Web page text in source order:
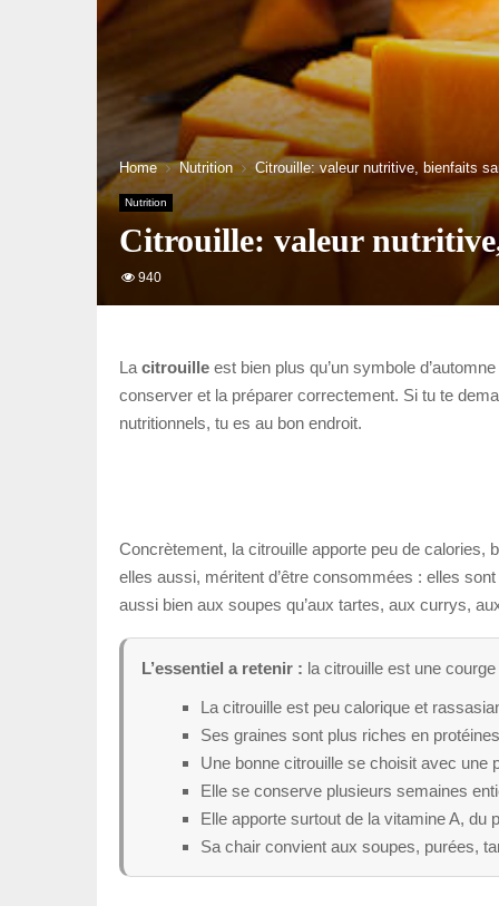
Home Nutrition Citrouille: valeur nutritive, bienfaits
Nutrition
Citrouille: valeur
940
La citrouille est bien plus qu’un symbole
conserver et la préparer correctement. Si tu te
nutritionnels, tu es au bon endroit.
Concrètement, la citrouille apporte peu de calories,
elles aussi, méritent d’être consommées : elles
aussi bien aux soupes qu’aux tartes, aux currys,
L’essentiel a retenir : la citrouille est une
La citrouille est peu calorique et
Ses graines sont plus riches en
Une bonne citrouille se choisit avec une
Elle se conserve plusieurs semaines
Elle apporte surtout de la vitamine A, du
Sa chair convient aux soupes, purées,